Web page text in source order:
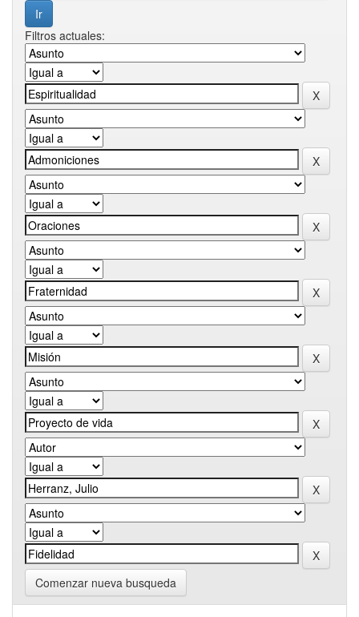
Filtros actuales:
Comenzar nueva busqueda